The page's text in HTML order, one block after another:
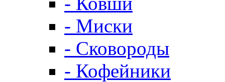
- Миски
- Сковороды
- Кофейники